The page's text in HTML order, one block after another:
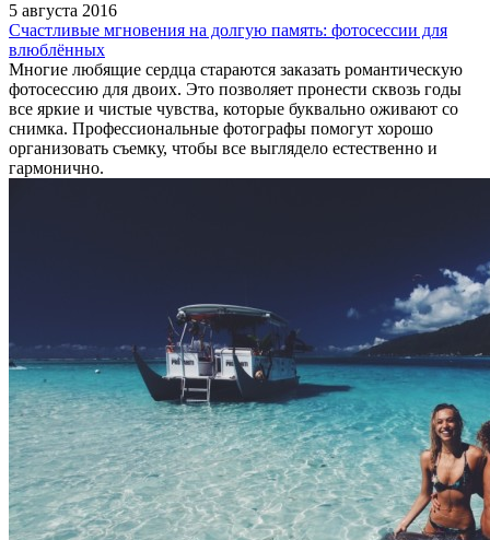
5 августа 2016
Счастливые мгновения на долгую память: фотосессии для
влюблённых
Многие любящие сердца стараются заказать романтическую
фотосессию для двоих. Это позволяет пронести сквозь годы
все яркие и чистые чувства, которые буквально оживают со
снимка. Профессиональные фотографы помогут хорошо
организовать съемку, чтобы все выглядело естественно и
гармонично.